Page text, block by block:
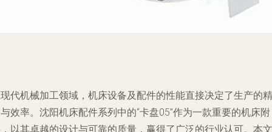
代机械加工领域，机床设备及配件的性能直接决定了生产的精
效率。沈阳机床配件系列中的“卡盘05”作为一款重要的机床附
以其卓越的设计与可靠的质量，赢得了广泛的行业认可。本文